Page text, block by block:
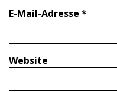
E-Mail-Adresse *
Website